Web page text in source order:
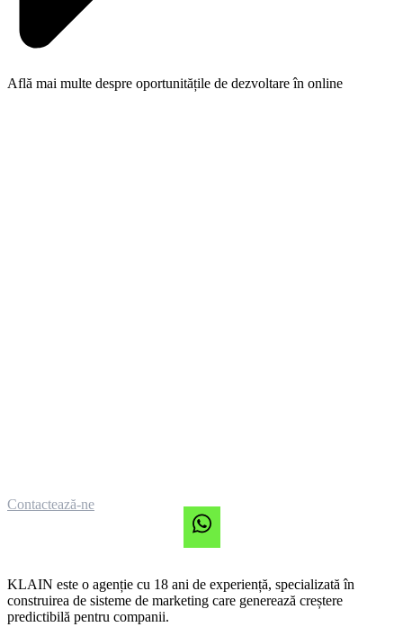
Află mai multe despre oportunitățile de dezvoltare în online
Contactează-ne
KLAIN este o agenție cu 18 ani de experiență, specializată în
construirea de sisteme de marketing care generează creștere
predictibilă pentru companii.